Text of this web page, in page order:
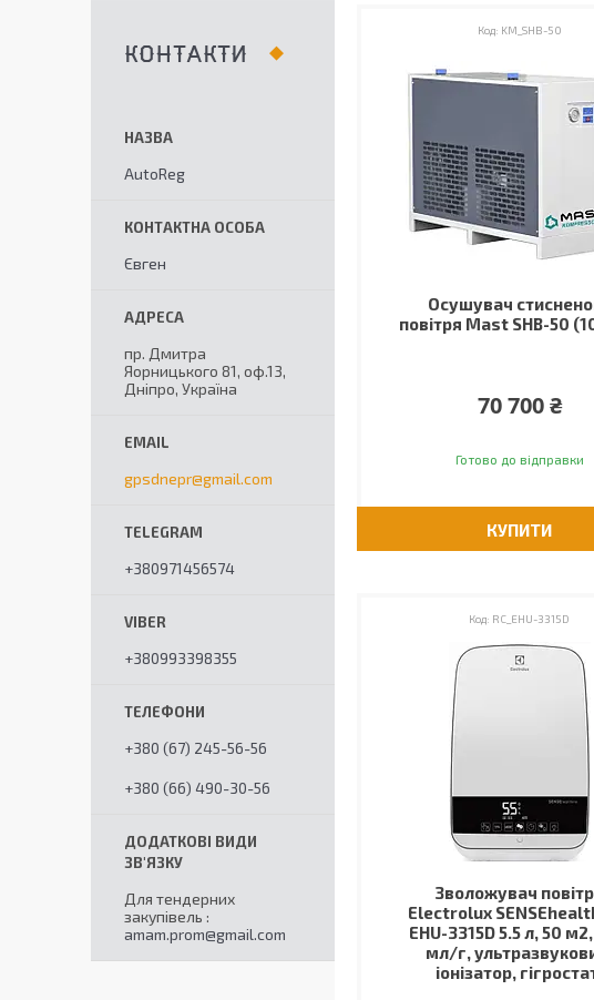
KM_SHB-50
Осушувач
повітря Mast SHB-50
70 700 ₴
Готово до відправки
КУПИТИ
RC_EHU-3315D
Зволожувач
Electrolux
EHU-3315D 5.5 л, 50
мл/г,
іонізатор,
КОНТАКТИ
AutoReg
Євген
пр. Дмитра
Яорницького 81, оф.13,
Дніпро, Україна
gpsdnepr@gmail.com
+380971456574
+380993398355
+380 (67) 245-56-56
+380 (66) 490-30-56
Для тендерних
закупівель
amam.prom@gmail.com